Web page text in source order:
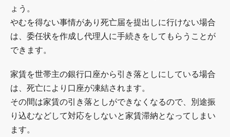
ょう。
やむを得ない事情があり死亡届を提出しに行けない場合
は、委任状を作成し代理人に手続きをしてもらうことが
できます。
家賃を世帯主の銀行口座から引き落としにしている場合
は、死亡により口座が凍結されます。
その間は家賃の引き落としができなくなるので、別途振
り込むなどして対応をしないと家賃滞納となってしまい
ます。